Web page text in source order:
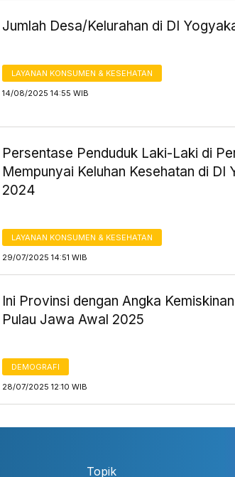
Jumlah Desa/Kelurahan di DI
LAYANAN KONSUMEN & KESEHATAN
14/08/2025 14:55 WIB
Persentase Penduduk Laki-Laki di
Mempunyai Keluhan Kesehatan di DI
2024
LAYANAN KONSUMEN & KESEHATAN
29/07/2025 14:51 WIB
Ini Provinsi dengan Angka
Pulau Jawa Awal 2025
DEMOGRAFI
28/07/2025 12:10 WIB
Topik